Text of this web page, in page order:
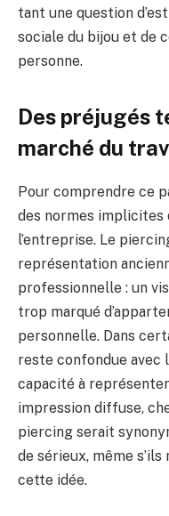
tant une question
sociale du bijou et de
personne.
Des préjugés
marché du
Pour comprendre ce
des normes
l’entreprise. Le
représentation
professionnelle : un
trop marqué
personnelle. Dans
reste confondue
capacité à
impression diffuse,
piercing serait
de sérieux, même
cette idée.